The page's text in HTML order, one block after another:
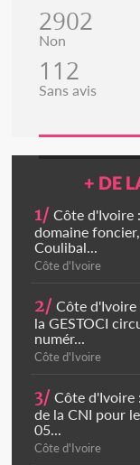
2902
Non
112
Sans avis
+ DE
1/ Côte d'Ivoire
domaine
Coulibal...
Côte d'Ivoire
2/ Côte d'Ivoire
la GESTOCI
numér...
Côte d'Ivoire
3/ Côte d'Ivoire
de la CNI pour
05...
Côte d'Ivoire